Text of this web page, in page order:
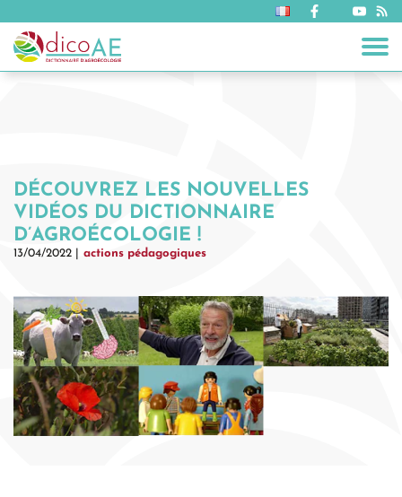
DÉCOUVREZ LES NOUVELLES
VIDÉOS DU DICTIONNAIRE
D’AGROÉCOLOGIE !
13/04/2022 | actions pédagogiques